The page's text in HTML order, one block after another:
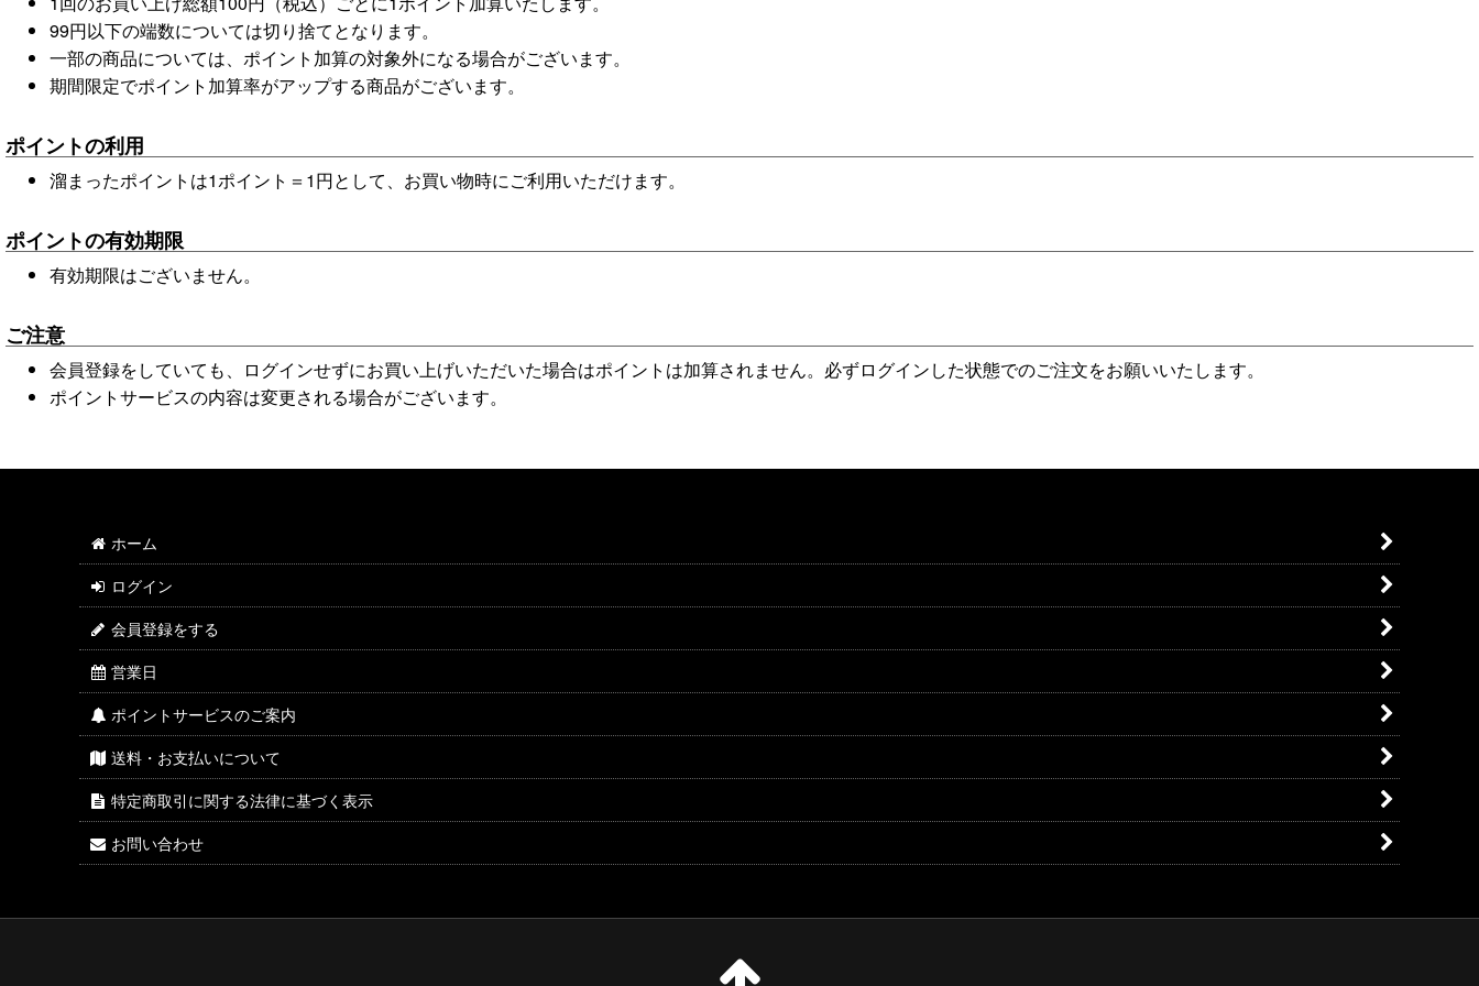
99円以下の端数については切り捨てとなります。
一部の商品については、ポイント加算の対象外になる場合がございます。
期間限定でポイント加算率がアップする商品がございます。
ポイントの利用
溜まったポイントは1ポイント＝1円として、お買い物時にご利用いただけます。
ポイントの有効期限
有効期限はございません。
ご注意
会員登録をしていても、ログインせずにお買い上げいただいた場合はポイントは加算されません。必ずログインした状態でのご注文をお願いいたします。
ポイントサービスの内容は変更される場合がございます。
ホーム
ログイン
会員登録をする
営業日
ポイントサービスのご案内
送料・お支払いについて
特定商取引に関する法律に基づく表示
お問い合わせ